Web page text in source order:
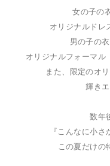
女の子の
オリジナルドレ
男の子の
オリジナルフォーマル
また、限定のオ
輝き
数年
『こんなに小
この夏だけの